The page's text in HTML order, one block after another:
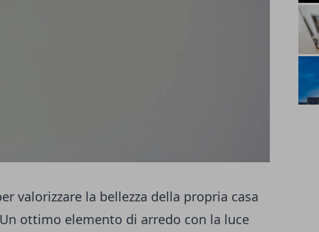
valorizzare la bellezza della propria casa
ottimo elemento di arredo con la luce